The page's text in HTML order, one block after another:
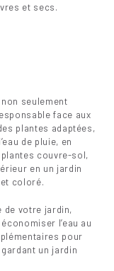
et secs.
seulement
face aux
plantes adaptées,
de pluie, en
couvre-sol,
en un jardin
coloré.
de votre jardin,
l’eau au
pour
un jardin